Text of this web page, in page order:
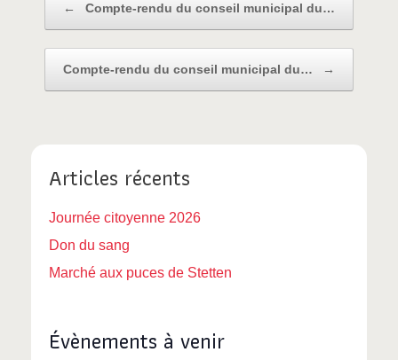
← Compte-rendu du conseil municipal du…
Compte-rendu du conseil municipal du… →
Articles récents
Journée citoyenne 2026
Don du sang
Marché aux puces de Stetten
Évènements à venir